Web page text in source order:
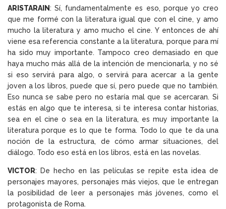
ARISTARAIN: Sí, fundamentalmente es eso, porque yo creo
que me formé con la literatura igual que con el cine, y amo
mucho la literatura y amo mucho el cine. Y entonces de ahí
viene esa referencia constante a la literatura, porque para mí
ha sido muy importante. Tampoco creo demasiado en que
haya mucho más allá de la intención de mencionarla, y no sé
si eso servirá para algo, o servirá para acercar a la gente
joven a los libros, puede que sí, pero puede que no también.
Eso nunca se sabe pero no estaría mal que se acercaran. Si
estás en algo que te interesa, si te interesa contar historias,
sea en el cine o sea en la literatura, es muy importante la
literatura porque es lo que te forma. Todo lo que te da una
noción de la estructura, de cómo armar situaciones, del
diálogo. Todo eso está en los libros, está en las novelas.
VICTOR: De hecho en las películas se repite esta idea de
personajes mayores, personajes más viejos, que le entregan
la posibilidad de leer a personajes más jóvenes, como el
protagonista de Roma.